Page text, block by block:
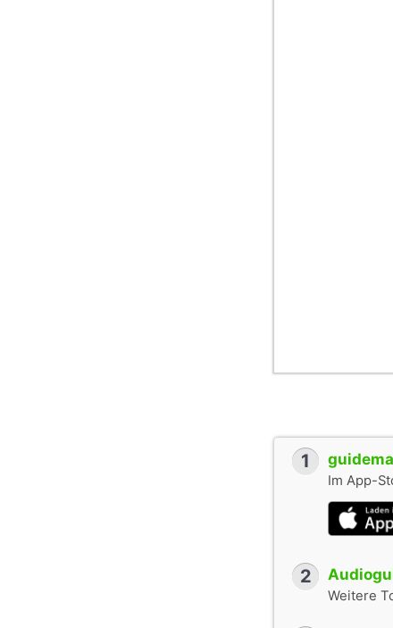
1
Im App-
2
Weitere